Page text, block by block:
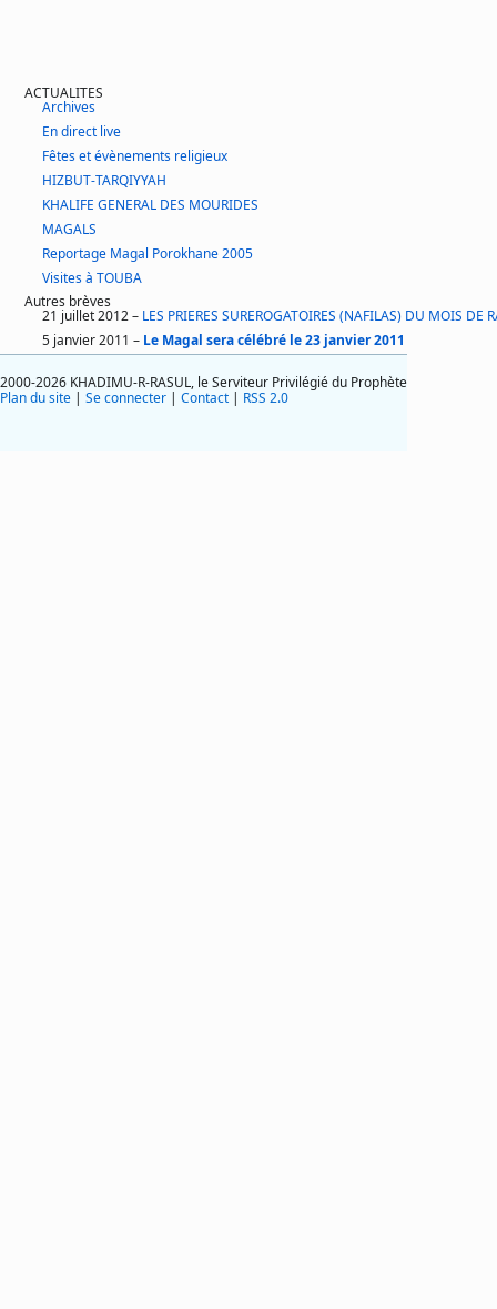
ACTUALITES
Archives
En direct live
Fêtes et évènements religieux
HIZBUT-TARQIYYAH
KHALIFE GENERAL DES MOURIDES
MAGALS
Reportage Magal Porokhane 2005
Visites à TOUBA
Autres brèves
21 juillet 2012 – LES PRIERES SUREROGATOIRES (NAFILAS) DU MOIS DE
5 janvier 2011 – Le Magal sera célébré le 23 janvier 2011
2000-2026 KHADIMU-R-RASUL, le Serviteur Privilégié du Prophète
Plan du site | Se connecter | Contact | RSS 2.0